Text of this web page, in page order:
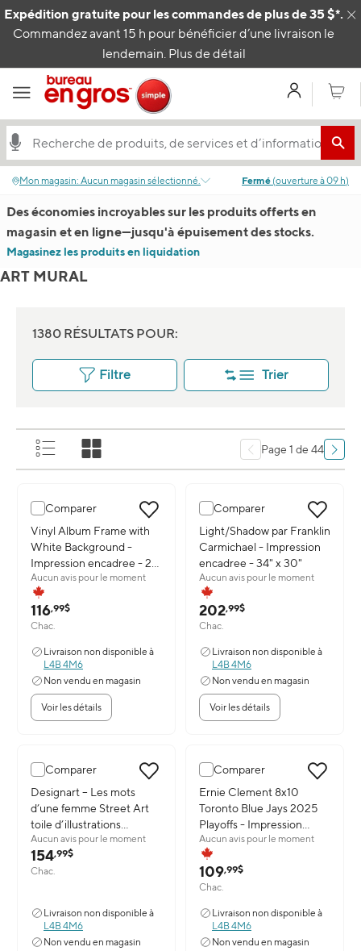
Expédition gratuite pour les commandes de plus de 35 $*.
Commandez avant 15 h pour bénéficier d’une livraison le
lendemain. Plus de détail
MonPanier
Passer au contenu
Mon magasin: Aucun magasin sélectionné. Fermé (ouverture à09 h)
Des économies incroyables sur les produits offerts en
magasin et en ligne—jusqu'à épuisement des stocks.
Magasinez les produits en liquidation
ART MURAL
1380 RÉSULTATS POUR:
Filtre Trier
Page 1 de 44
Comparer
Image du produit: Vinyl Album Frame with White Background -
Vinyl Album Frame with
White Background -
Impression encadree - 28"
x 16"
Aucun avis pour le moment
116,99$
Chac.
Livraison non disponible à
L4B 4M6
Non vendu en magasin
Voir les détails
Comparer
Image du produit: Light/
Light/Shadow par Franklin
Carmichael - Impression
encadree - 34" x 30"
Aucun avis pour le moment
202,99$
Chac.
Livraison non disponible à
L4B 4M6
Non vendu en magasin
Voir les détails
Comparer
Image du produit: Designart – Les mots d’une femme Street Art
Designart – Les mots
d’une femme Street Art
toile d’illustrations
(PT3639-30-30)
Aucun avis pour le moment
154,99$
Chac.
Livraison non disponible à
L4B 4M6
Non vendu en magasin
Comparer
Image du produit: Ernie
Ernie Clement 8x10
Toronto Blue Jays 2025
Playoffs - Impression
encadree - 16" x 20"
Aucun avis pour le moment
109,99$
Chac.
Livraison non disponible à
L4B 4M6
Non vendu en magasin